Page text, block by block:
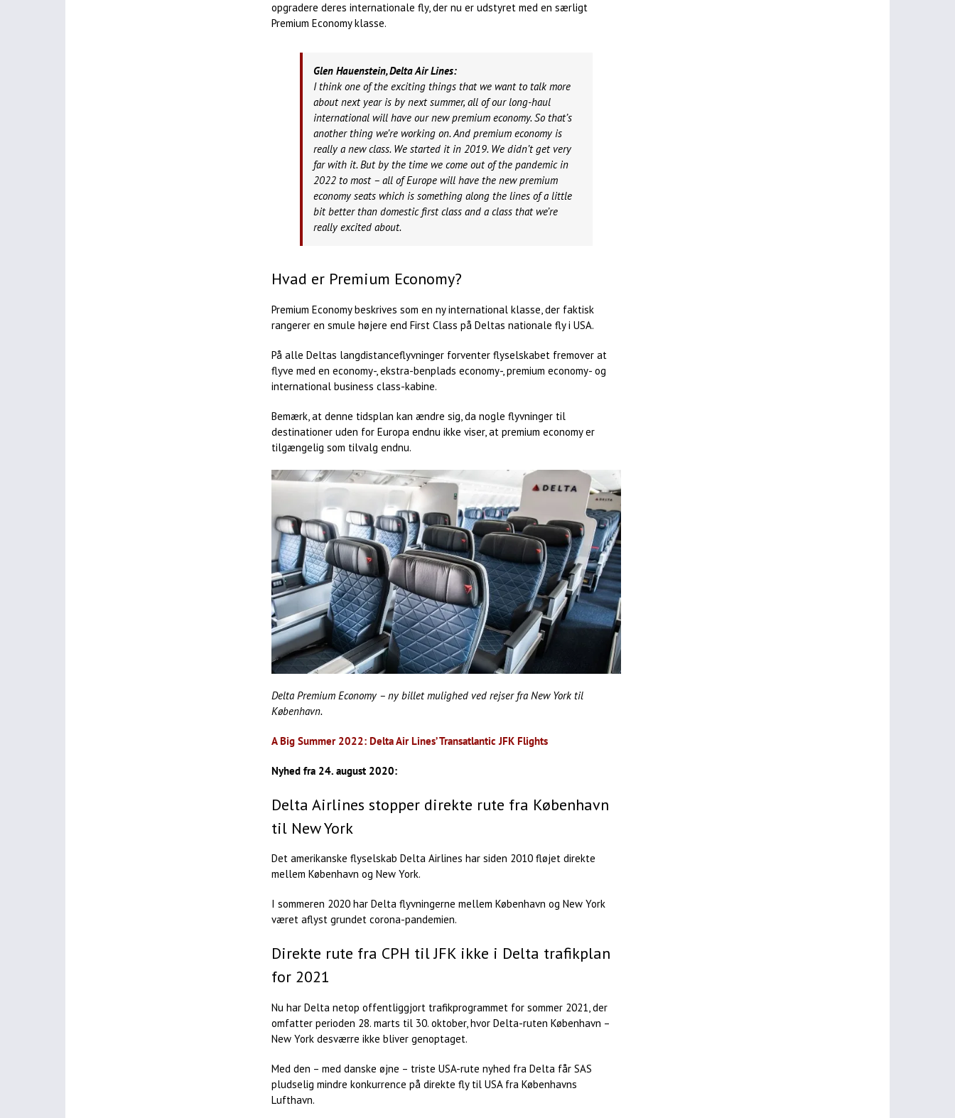
opgradere deres internationale fly, der nu er udstyret med en særligt
Premium Economy klasse.
Glen Hauenstein, Delta Air Lines:
I think one of the exciting things that we want to talk more
about next year is by next summer, all of our long-haul
international will have our new premium economy. So that’s
another thing we’re working on. And premium economy is
really a new class. We started it in 2019. We didn’t get very
far with it. But by the time we come out of the pandemic in
2022 to most – all of Europe will have the new premium
economy seats which is something along the lines of a little
bit better than domestic first class and a class that we’re
really excited about.
Hvad er Premium Economy?
Premium Economy beskrives som en ny international klasse, der faktisk
rangerer en smule højere end First Class på Deltas nationale fly i USA.
På alle Deltas langdistanceflyvninger forventer flyselskabet fremover at
flyve med en economy-, ekstra-benplads economy-, premium economy- og
international business class-kabine.
Bemærk, at denne tidsplan kan ændre sig, da nogle flyvninger til
destinationer uden for Europa endnu ikke viser, at premium economy er
tilgængelig som tilvalg endnu.
Delta Premium Economy – ny billet mulighed ved rejser fra New York til
København.
A Big Summer 2022: Delta Air Lines’ Transatlantic JFK Flights
Nyhed fra 24. august 2020:
Delta Airlines stopper direkte rute fra København
til New York
Det amerikanske flyselskab Delta Airlines har siden 2010 fløjet direkte
mellem København og New York.
I sommeren 2020 har Delta flyvningerne mellem København og New York
været aflyst grundet corona-pandemien.
Direkte rute fra CPH til JFK ikke i Delta trafikplan
for 2021
Nu har Delta netop offentliggjort trafikprogrammet for sommer 2021, der
omfatter perioden 28. marts til 30. oktober, hvor Delta-ruten København –
New York desværre ikke bliver genoptaget.
Med den – med danske øjne – triste USA-rute nyhed fra Delta får SAS
pludselig mindre konkurrence på direkte fly til USA fra Københavns
Lufthavn.